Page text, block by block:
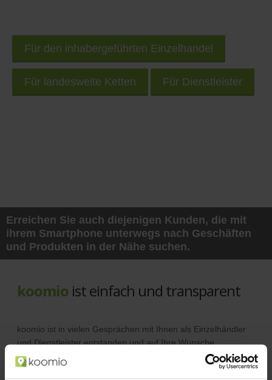
Für den inhabergeführten Einzelhandel
Für landesweite Ketten Für Dienstleister
Erreichen Sie auch diejenigen Kunden, die mit
ihrem Smartphone unterwegs nach Geschäften
und Produkten in der Nähe suchen.
koomio ist einfach und transparent
koomio ist in vielen Gesprächen mit Ihnen als Einzelhändler
und Dienstleister entstanden und auf Ihre Wünsche
abgestimmt.